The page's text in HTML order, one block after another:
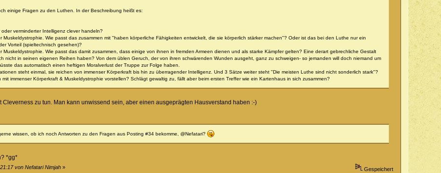
einige Fragen zu den Luthen. In der Beschreibung heißt es:
verminderter Intelligenz clever handeln?
Muskeldystrophie. Wie passt das zusammen mit "haben körperliche Fähigkeiten entwickelt, die sie körperlich stärker machen"? Oder ist das bei den Luthe nur ein
Vorteil (spieltechnisch gesehen)?
Muskeldystrophie. Wie passt das damit zusammen, dass einige von ihnen in fremden Armeen dienen und als starke Kämpfer gelten? Eine derart gebrechliche Gestalt
nicht in seinen eigenen Reihen haben? Von dem üblen Geruch, der von ihren schwärenden Wunden ausgeht, ganz zu schweigen- so jemanden will doch niemand um
das automatisch einen heftigen Moralverlust der Truppe zur Folge haben.
steht einmal, sie reichen von immenser Körperkraft bis hin zu überragender Intelligenz. Und 3 Sätze weiter steht "Die meisten Luthe sind nicht sonderlich stark"?
mit immenser Körperkraft & Muskeldystrophie vorstellen? Schlägt gewaltig zu, fällt aber beim ersten Treffer wie ein Kartenhaus in sich zusammen?
Cleverness zu tun. Man kann unwissend sein, aber einen ausgeprägten Hausverstand haben :-)
wissen, ob ich noch Antworten zu den Fragen aus Posting #34 bekomme, @Nefatari?
*gg*
von Nefatari Nimjah» Gespeichert